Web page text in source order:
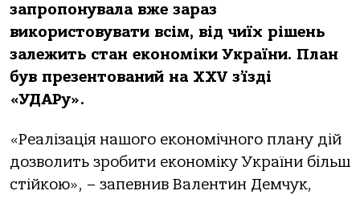
запропонувала вже зараз
використовувати всім, від чиїх рішень
залежить стан економіки України. План
був презентований на XXV з’їзді
«УДАРу».
«Реалізація нашого економічного плану дій
дозволить зробити економіку України більш
стійкою», – запевнив Валентин Демчук,